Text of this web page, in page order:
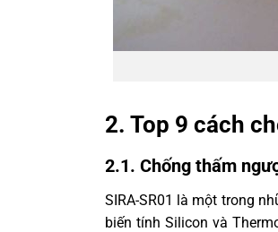
2. Top 9 cách
2.1. Chống thấm
SIRA-SR01 là một trong
biến tính Silicon và